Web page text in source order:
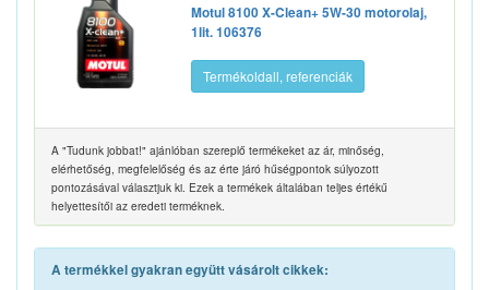
Motul 8100 X-Clean+ 5W-30 motorolaj,
1lit. 106376
Termékoldall, referenciák
A "Tudunk jobbat!" ajánlóban szereplő termékeket az ár, minőség,
elérhetőség, megfelelőség és az érte járó hűségpontok súlyozott
pontozásával választjuk ki. Ezek a termékek általában teljes értékű
helyettesítői az eredeti terméknek.
A termékkel gyakran együtt vásárolt cikkek: